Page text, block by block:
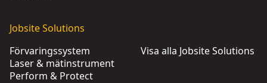
Jobsite Solutions
Förvaringssystem
Laser & mätinstrument
Perform & Protect
Visa alla Jobsite Solutions